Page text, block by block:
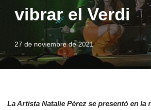
vibrar el Verdi
27 de noviembre de 2021
La Artista Natalie Pérez se presentó en la